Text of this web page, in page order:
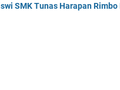
SMK Tunas Harapan Rimbo